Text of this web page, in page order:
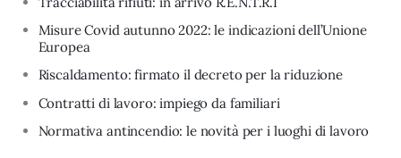
Misure Covid autunno 2022: le indicazioni dell’Unione
Europea
Riscaldamento: firmato il decreto per la riduzione
Contratti di lavoro: impiego da familiari
Normativa antincendio: le novità per i luoghi di lavoro